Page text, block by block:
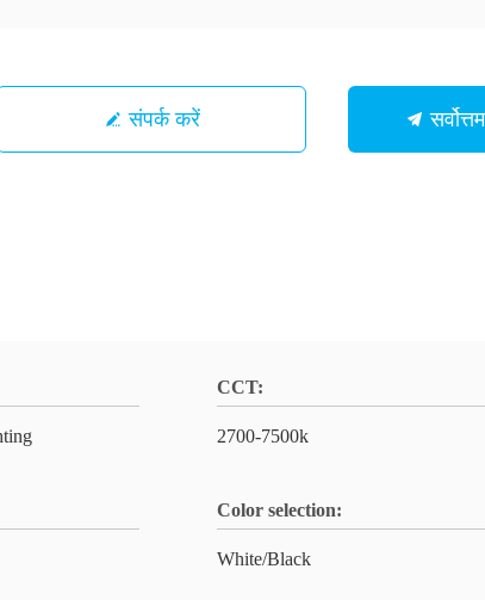
संपर्क करें
CCT:
2700-7500k
Color selection:
White/Black